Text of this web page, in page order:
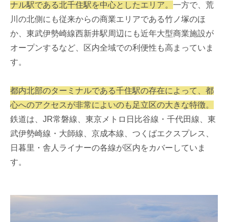
ナル駅である北千住駅を中心としたエリア。 一方で、荒
川の北側にも従来からの商業エリアである竹ノ塚のほ
か、東武伊勢崎線西新井駅周辺にも近年大型商業施設が
オープンするなど、区内全域での利便性も高まっていま
す。
都内北部のターミナルである千住駅の存在によって、都
心へのアクセスが非常によいのも足立区の大きな特徴。
鉄道は、JR常磐線、東京メトロ日比谷線・千代田線、東
武伊勢崎線・大師線、京成本線、つくばエクスプレス、
日暮里・舎人ライナーの各線が区内をカバーしていま
す。